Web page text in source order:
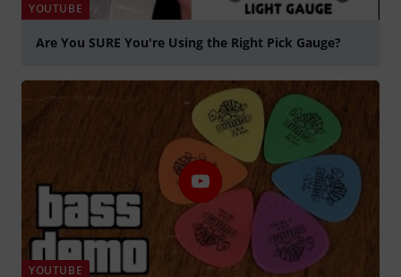
YOUTUBE
Are You SURE You're Using the Right Pick Gauge?
YOUTUBE